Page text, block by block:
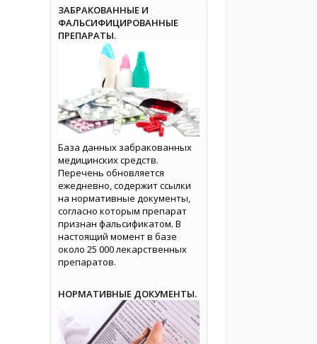
ЗАБРАКОВАННЫЕ И
ФАЛЬСИФИЦИРОВАННЫЕ
ПРЕПАРАТЫ.
База данных забракованных
медицинских средств.
Перечень обновляется
ежедневно, содержит ссылки
на нормативные документы,
согласно которым препарат
признан фальсификатом. В
настоящий момент в базе
около 25 000 лекарственных
препаратов.
НОРМАТИВНЫЕ ДОКУМЕНТЫ.